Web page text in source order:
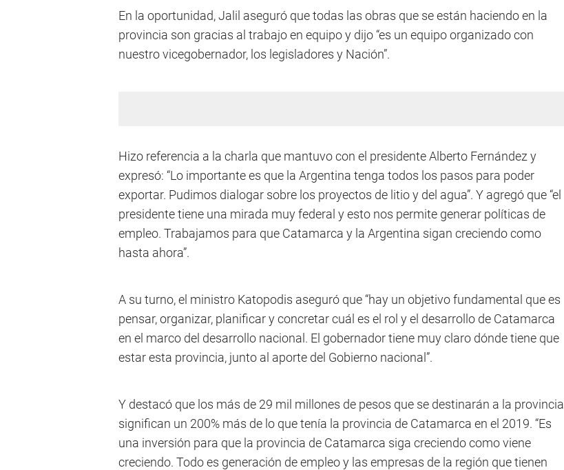
En la oportunidad, Jalil aseguró que todas las obras que se están haciendo en la
provincia son gracias al trabajo en equipo y dijo “es un equipo organizado con
nuestro vicegobernador, los legisladores y Nación”.
Hizo referencia a la charla que mantuvo con el presidente Alberto Fernández y
expresó: “Lo importante es que la Argentina tenga todos los pasos para poder
exportar. Pudimos dialogar sobre los proyectos de litio y del agua”. Y agregó que “el
presidente tiene una mirada muy federal y esto nos permite generar políticas de
empleo. Trabajamos para que Catamarca y la Argentina sigan creciendo como
hasta ahora”.
A su turno, el ministro Katopodis aseguró que “hay un objetivo fundamental que es
pensar, organizar, planificar y concretar cuál es el rol y el desarrollo de Catamarca
en el marco del desarrollo nacional. El gobernador tiene muy claro dónde tiene que
estar esta provincia, junto al aporte del Gobierno nacional”.
Y destacó que los más de 29 mil millones de pesos que se destinarán a la provincia
significan un 200% más de lo que tenía la provincia de Catamarca en el 2019. “Es
una inversión para que la provincia de Catamarca siga creciendo como viene
creciendo. Todo es generación de empleo y las empresas de la región que tienen